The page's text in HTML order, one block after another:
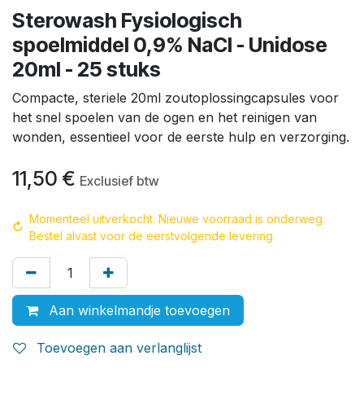
Sterowash Fysiologisch
spoelmiddel 0,9% NaCl - Unidose
20ml - 25 stuks
Compacte, steriele 20ml zoutoplossingcapsules voor
het snel spoelen van de ogen en het reinigen van
wonden, essentieel voor de eerste hulp en verzorging.
11,50 € Exclusief btw
↻
Momenteel uitverkocht. Nieuwe voorraad is onderweg.
Bestel alvast voor de eerstvolgende levering
Aan winkelmandje toevoegen
Toevoegen aan verlanglijst